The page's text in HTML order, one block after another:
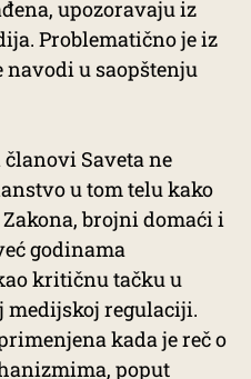
upozoravaju iz
Problematično je iz
navodi u saopštenju
članovi Saveta ne
u tom telu kako
brojni domaći i
godinama
kritičnu tačku u
medijskoj regulaciji.
kada je reč o
poput